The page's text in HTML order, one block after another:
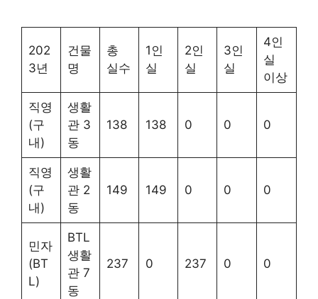
202
3년
건물
명
총
실수
1인
실
2인
실
3인
실
4인
실
이상
직영
(구
내)
생활
관 3
동
138 138 0 0 0
직영
(구
내)
생활
관 2
동
149 149 0 0 0
민자
(BT
L)
BTL
생활
관 7
동
237 0 237 0 0